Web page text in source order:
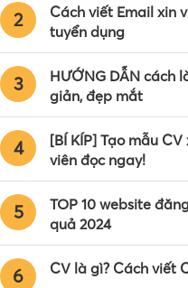
2
Cách viết Email xin
tuyển dụng
3
HƯỚNG DẪN cách
giản, đẹp mắt
4
[BÍ KÍP] Tạo mẫu
viên đọc ngay!
5
TOP 10 website
quả 2024
6 CV là gì? Cách viết